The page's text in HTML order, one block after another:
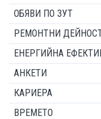
ОБЯВИ ПО ЗУТ
РЕМОНТНИ
ЕНЕРГИЙНА
АНКЕТИ
КАРИЕРА
ВРЕМЕТО